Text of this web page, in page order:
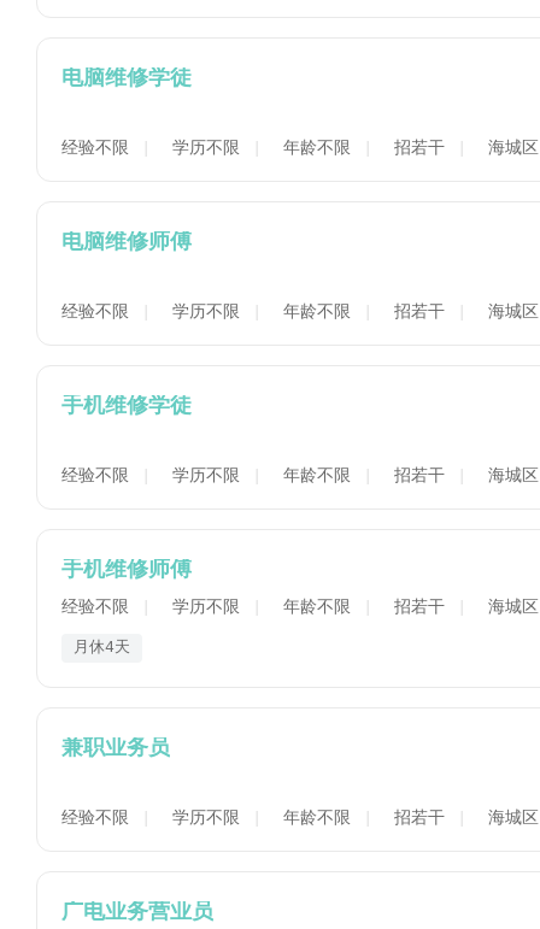
电脑维修学徒
经验不限 学历不限 年龄不限 招若干 海城区
电脑维修师傅
经验不限 学历不限 年龄不限 招若干 海城区
手机维修学徒
经验不限 学历不限 年龄不限 招若干 海城区
手机维修师傅
经验不限 学历不限 年龄不限 招若干 海城区
月休4天
兼职业务员
经验不限 学历不限 年龄不限 招若干 海城区
广电业务营业员